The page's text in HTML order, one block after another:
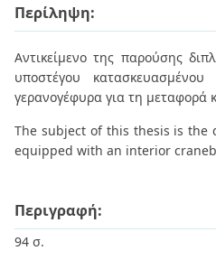
Περίληψη:
Αντικείμενο της παρούσης
υποστέγου
γερανογέφυρα για τη
Τhe subject of this thesis is
equipped with an interior
Περιγραφή:
94 σ.